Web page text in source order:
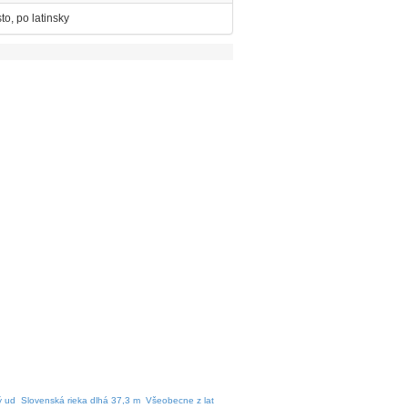
po latinsky
ud Slovenská rieka dlhá 37,3 m Všeobecne z lat